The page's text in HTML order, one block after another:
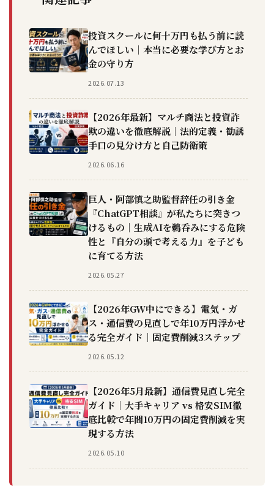
投資スクールに何十万円も払う前に読
んでほしい｜本当に必要な学び方とお
金の守り方
2026.07.13
【2026年最新】マルチ商法と投資詐
欺の違いを徹底解説｜法的定義・勧誘
手口の見分け方と自己防衛策
2026.06.16
巨人・阿部慎之助監督辞任の引き金
『ChatGPT相談』が私たちに突きつ
けるもの｜生成AIを鵜呑みにする危険
性と『自分の頭で考える力』を子ども
に育てる方法
2026.05.27
【2026年GW中にできる】電気・ガ
ス・通信費の見直しで年10万円浮かせ
る完全ガイド｜固定費削減3ステップ
2026.05.12
【2026年5月最新】通信費見直し完全
ガイド｜大手キャリア vs 格安SIM徹
底比較で年間10万円の固定費削減を実
現する方法
2026.05.10